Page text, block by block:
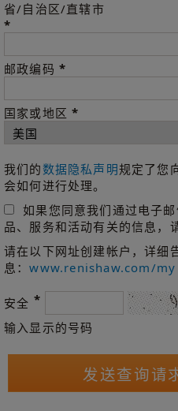
省/自治区/直辖市
*
邮政编码 *
国家或地区*
我们的数据隐私声明规定了您
会如何进行处理。
如果您同意我们通过电子
品、服务和活动有关的信息，
请在以下网址创建帐户，详细
息：www.renishaw.com/my
安全 *
输入显示的号码